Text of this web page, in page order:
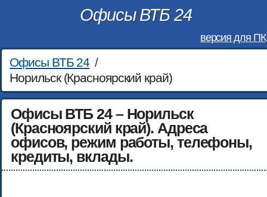
Офисы ВТБ 24
версия для ПК
Офисы ВТБ 24 /
Норильск (Красноярский край)
Офисы ВТБ 24 – Норильск
(Красноярский край). Адреса
офисов, режим работы, телефоны,
кредиты, вклады.